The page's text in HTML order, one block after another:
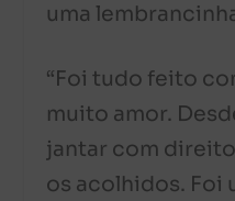
uma
“Foi tudo feito
muito amor.
jantar com
os acolhidos. Foi